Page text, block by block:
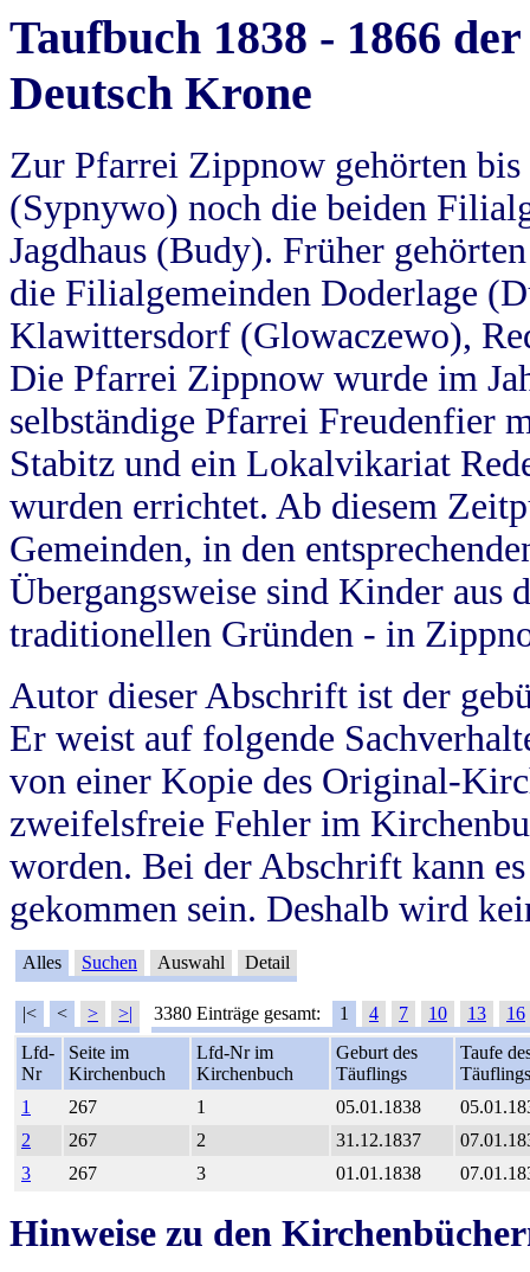
Taufbuch 1838 - 1866
Deutsch Krone
Zur Pfarrei Zippnow gehörten
(Sypnywo) noch die beiden
Jagdhaus (Budy). Früher
die Filialgemeinden Doderlage
Klawittersdorf (Glowaczewo),
Die Pfarrei Zippnow wurde im
selbständige Pfarrei Freudenfier
Stabitz und ein Lokalvikariat
wurden errichtet. Ab diesem
Gemeinden, in den
Übergangsweise sind Kinder aus
traditionellen Gründen - in
Autor dieser Abschrift ist der
Er weist auf folgende
von einer Kopie des Original-
zweifelsfreie Fehler im
worden. Bei der Abschrift kann
gekommen sein. Deshalb wird
Alles Suchen Auswahl Detail
|< < > >| 3380 Einträge gesamt: 1 4 7 10 13
16
Lfd-
Nr
Seite im
Kirchenbuch
Lfd-Nr im
Kirchenbuch
Geburt des
Täuflings
Taufe
Täuflings
1
267 1 05.01.1838
2
267 2 31.12.1837
3
267 3 01.01.1838
Hinweise zu den